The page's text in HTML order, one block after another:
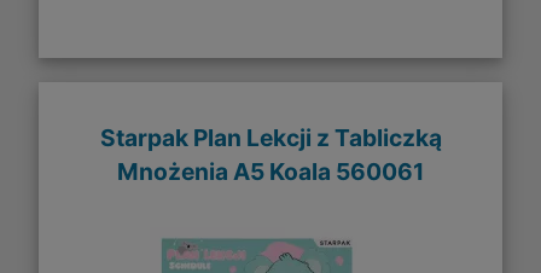
Starpak Plan Lekcji z Tabliczką
Mnożenia A5 Koala 560061